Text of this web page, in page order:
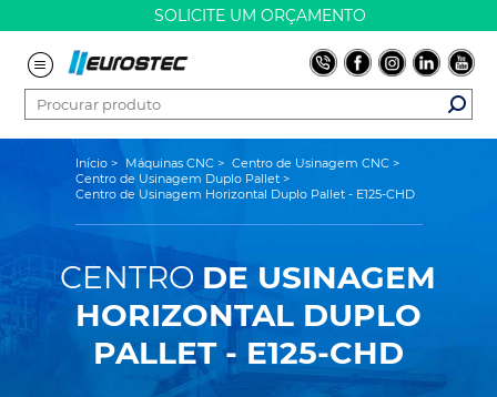
SOLICITE UM ORÇAMENTO
Início > Máquinas CNC > Centro de Usinagem CNC >
Centro de Usinagem Duplo Pallet >
Centro de Usinagem Horizontal Duplo Pallet - E125-CHD
CENTRO DE USINAGEM
HORIZONTAL DUPLO
PALLET - E125-CHD